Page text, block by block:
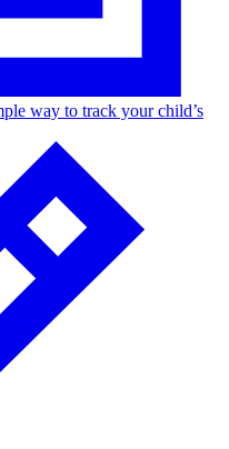
way to track your child’s